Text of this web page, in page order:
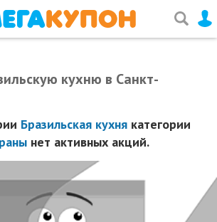
кухню в Санкт-
Бразильская кухня категории
нет активных акций.